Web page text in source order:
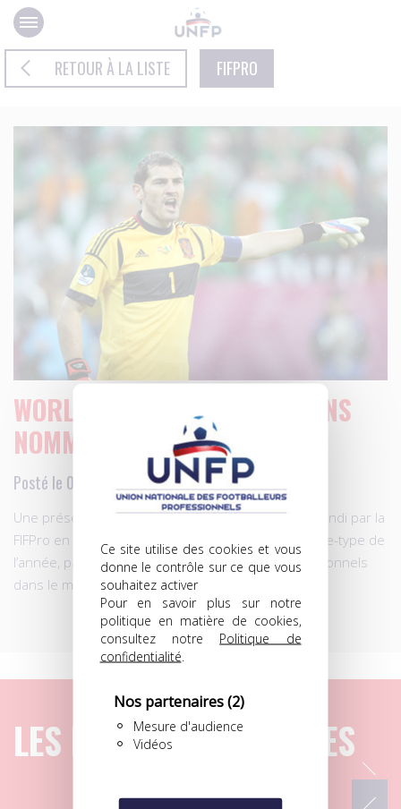
Panneau de gestion des cookies
Ce site utilise des cookies et vous
donne le contrôle sur ce que vous
souhaitez activer
Pour en savoir plus sur notre
politique en matière de cookies,
consultez notre Politique de
confidentialité
Nos partenaires(2)
Mesure d'audience
Vidéos
RETOUR À LA LISTE FIFPRO
WORLD XI: LES CINQ GARDIENS
NOMMÉS!
Posté le 02.12.2013 à 16h02
Une présélection de cinq gardiens a été dévoilée lundi par la
FIFPro en vue de l’élection du World XI 2013, l’équipe-type de
l’année, par un collège de quelque 50.000 professionnels
dans le monde.
LES DERNIERS ARTICLES